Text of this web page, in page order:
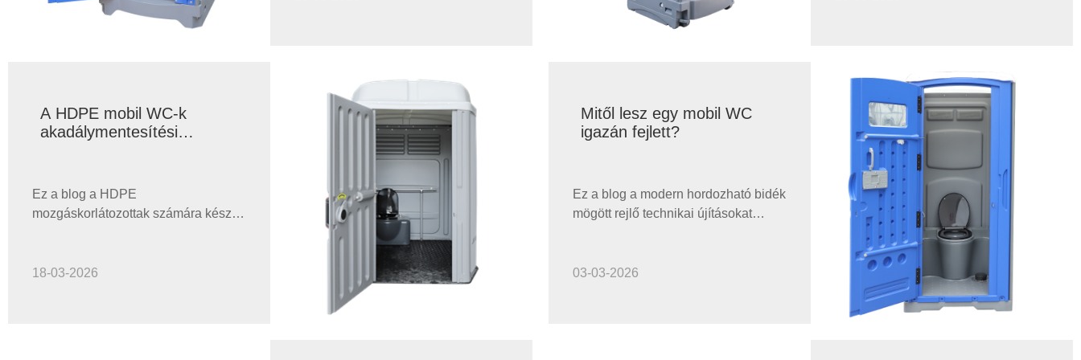
anyagok és a tervezés technikai
fejlesztéseinek részletezése.
Ügyfélesetek: Sikeres
megvalósítások bemutatása mérhető
javulással. Alkalmazások és
partnerségek: Különböző
felhasználási forgatókönyvek és
kulcsfontosságú együttműködők
kiemelése. GYIK: Mérnökök és
beszerzési vezetők technikai
kérdéseinek megválaszolása.
Konklúzió: Az érték megerősítése és
a további együttműködés ösztönzése.
A HDPE mobil WC-k
akadálymentesítési
Ez a blog a HDPE
mozgáskorlátozottak számára készült
bemutat megoldásokat, bemutatja az
18-03-2026
Mitől lesz egy mobil WC
igazán fejlett?
Ez a blog a modern hordozható bidék
mögött rejlő technikai újításokat
be, megosztja az ügyfelek
03-03-2026